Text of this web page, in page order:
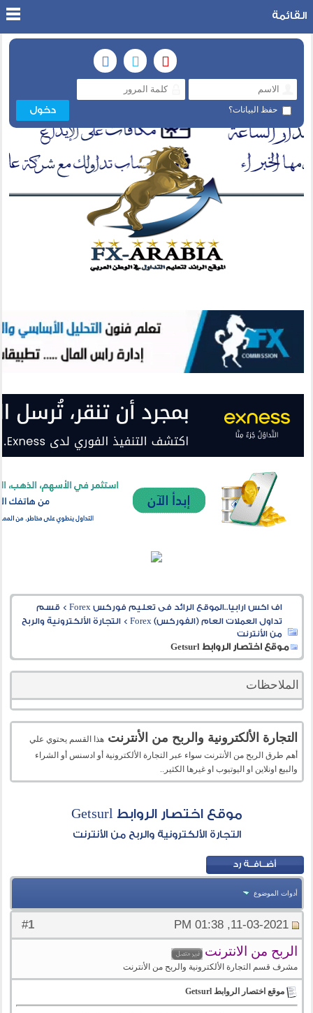
حفظ البيانات؟
القائمة
اف اكس ارابيا..الموقع الرائد فى تعليم فوركس Forex > قسم
تداول العملات العام (الفوركس) Forex
>التجارة الألكترونية والربح
من الأنترنت
موقع اختصار الروابط Getsurl
الملاحظات
التجارة الألكترونية والربح من الأنترنت هذا القسم يحتوي علي
أهم طرق الربح من الأنترنت سواء عبر التجارة الألكترونية أو ادسنس أو الشراء
والبيع اونلاين او اليوتيوب او غيرها الكثير..
موقع اختصار الروابط Getsurl
التجارة الألكترونية والربح من الأنترنت
أدوات الموضوع
#
1 11-03-2021, 01:38 PM
الربح من الانترنت
مشرف قسم التجارة الألكترونية والربح من الأنترنت
موقع اختصار الروابط Getsurl